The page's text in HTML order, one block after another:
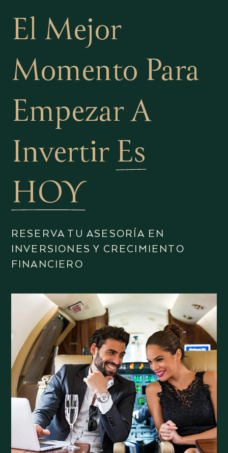
El Mejor
Momento Para
Empezar A
Invertir Es
HOY
RESERVA TU ASESORÍA EN
INVERSIONES Y CRECIMIENTO
FINANCIERO